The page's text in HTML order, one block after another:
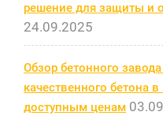
решение для защиты и
24.09.2025
Обзор бетонного
качественного бетона
доступным ценам